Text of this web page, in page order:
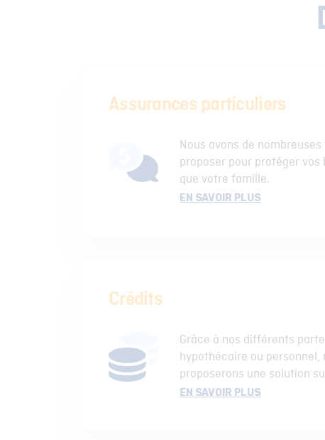
Assurances particuliers
Nous avons de
proposer pour protéger vos
que votre famille.
EN SAVOIR PLUS
Crédits
Grâce à nos différents
hypothécaire ou personnel,
proposerons une solution
EN SAVOIR PLUS